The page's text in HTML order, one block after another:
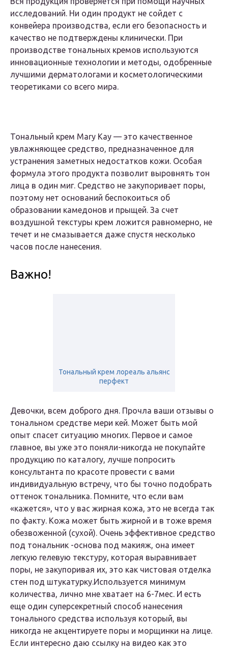
исследований. Ни один продукт не сойдет с
конвейера производства, если его безопасность и
качество не подтверждены клинически. При
производстве тональных кремов используются
инновационные технологии и методы, одобренные
лучшими дерматологами и косметологическими
теоретиками со всего мира.
Тональный крем Mary Kay — это качественное
увлажняющее средство, предназначенное для
устранения заметных недостатков кожи. Особая
формула этого продукта позволит выровнять тон
лица в один миг. Средство не закупоривает поры,
поэтому нет оснований беспокоиться об
образовании камедонов и прыщей. За счет
воздушной текстуры крем ложится равномерно, не
течет и не смазывается даже спустя несколько
часов после нанесения.
Важно!
Тональный крем лореаль альянс
перфект
Девочки, всем доброго дня. Прочла ваши отзывы о
тональном средстве мери кей. Может быть мой
опыт спасет ситуацию многих. Первое и самое
главное, вы уже это поняли-никогда не покупайте
продукцию по каталогу, лучше попросить
консультанта по красоте провести с вами
индивидуальную встречу, что бы точно подобрать
оттенок тональника. Помните, что если вам
«кажется», что у вас жирная кожа, это не всегда так
по факту. Кожа может быть жирной и в тоже время
обезвоженной (сухой). Очень эффективное средство
под тональник -основа под макияж, она имеет
легкую гелевую текстуру, которая выравнивает
поры, не закупоривая их, это как чистовая отделка
стен под штукатурку.Используется минимум
количества, лично мне хватает на 6-7мес. И есть
еще один суперсекретный способ нанесения
тонального средства используя который, вы
никогда не акцентируете поры и морщинки на лице.
Если интересно даю ссылку на видео как это